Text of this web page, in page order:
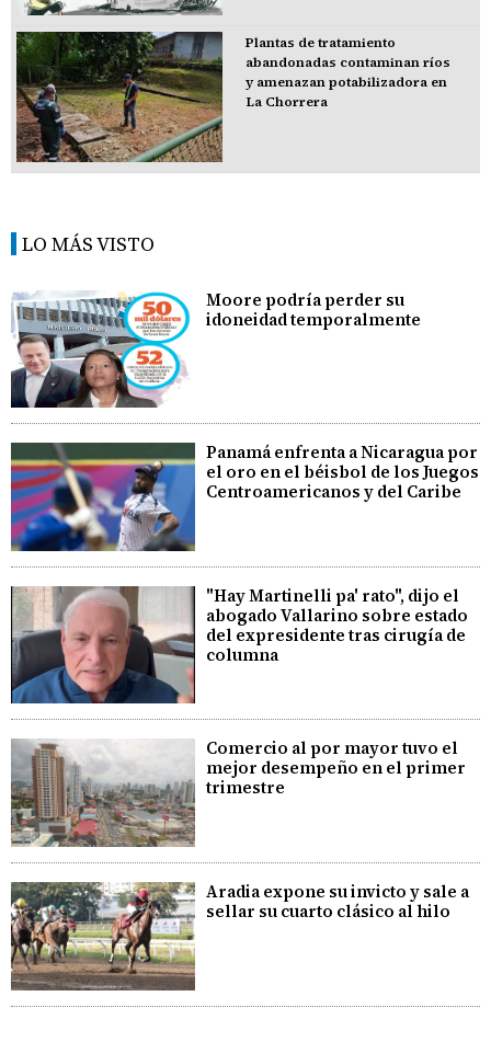
Plantas de tratamiento
abandonadas contaminan ríos
y amenazan potabilizadora en
La Chorrera
LO MÁS VISTO
Moore podría perder su
idoneidad temporalmente
Panamá enfrenta a Nicaragua por
el oro en el béisbol de los Juegos
Centroamericanos y del Caribe
"Hay Martinelli pa' rato", dijo el
abogado Vallarino sobre estado
del expresidente tras cirugía de
columna
Comercio al por mayor tuvo el
mejor desempeño en el primer
trimestre
Aradia expone su invicto y sale a
sellar su cuarto clásico al hilo